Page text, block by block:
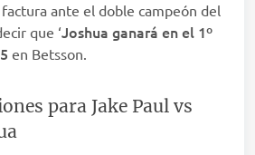
ante el doble campeón del
que ‘Joshua ganará en el 1º
en Betsson.
para Jake Paul vs